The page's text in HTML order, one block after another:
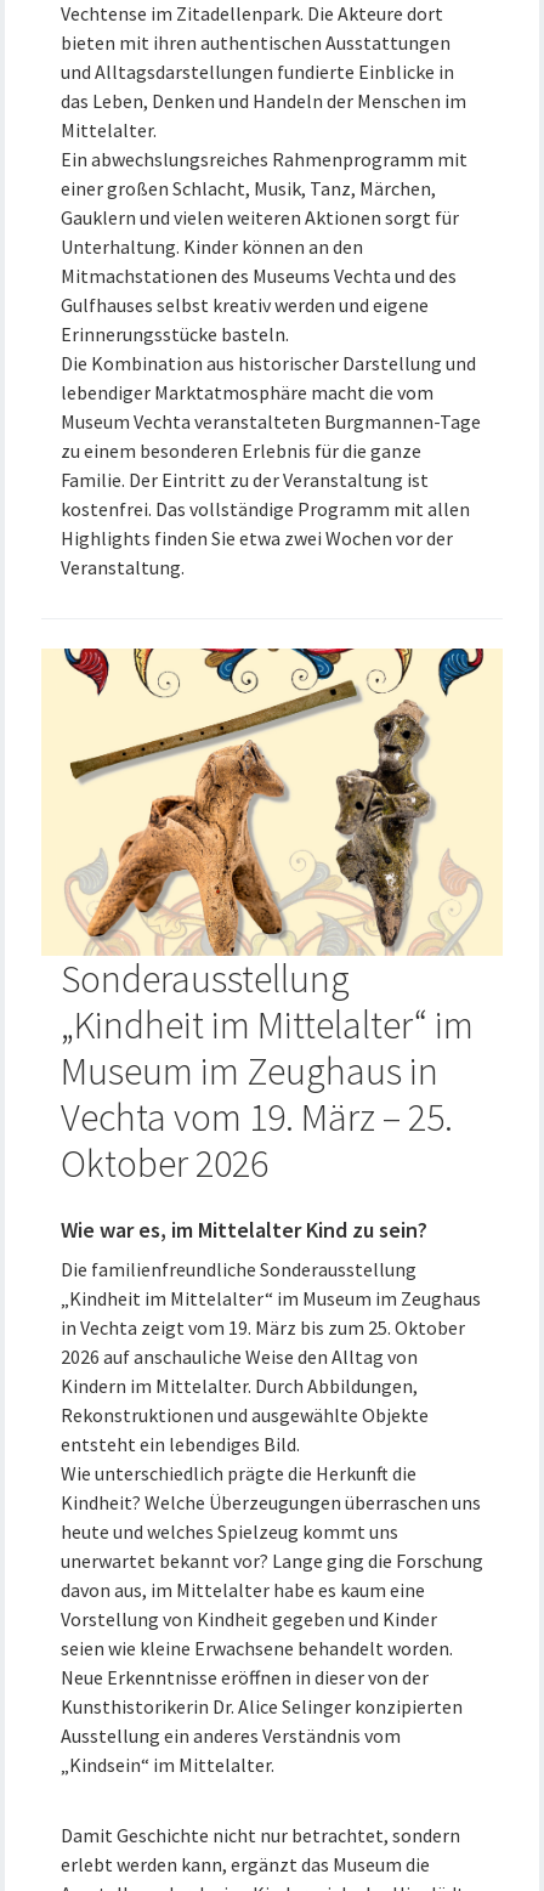
Vechtense im Zitadellenpark. Die Akteure dort
bieten mit ihren authentischen Ausstattungen
und Alltagsdarstellungen fundierte Einblicke in
das Leben, Denken und Handeln der Menschen im
Mittelalter.
Ein abwechslungsreiches Rahmenprogramm mit
einer großen Schlacht, Musik, Tanz, Märchen,
Gauklern und vielen weiteren Aktionen sorgt für
Unterhaltung. Kinder können an den
Mitmachstationen des Museums Vechta und des
Gulfhauses selbst kreativ werden und eigene
Erinnerungsstücke basteln.
Die Kombination aus historischer Darstellung und
lebendiger Marktatmosphäre macht die vom
Museum Vechta veranstalteten Burgmannen-Tage
zu einem besonderen Erlebnis für die ganze
Familie. Der Eintritt zu der Veranstaltung ist
kostenfrei. Das vollständige Programm mit allen
Highlights finden Sie etwa zwei Wochen vor der
Veranstaltung.
Sonderausstellung
„Kindheit im Mittelalter“ im
Museum im Zeughaus in
Vechta vom 19. März – 25.
Oktober 2026
Wie war es, im Mittelalter Kind zu sein?
Die familienfreundliche Sonderausstellung
„Kindheit im Mittelalter“ im Museum im Zeughaus
in Vechta zeigt vom 19. März bis zum 25. Oktober
2026 auf anschauliche Weise den Alltag von
Kindern im Mittelalter. Durch Abbildungen,
Rekonstruktionen und ausgewählte Objekte
entsteht ein lebendiges Bild.
Wie unterschiedlich prägte die Herkunft die
Kindheit? Welche Überzeugungen überraschen uns
heute und welches Spielzeug kommt uns
unerwartet bekannt vor? Lange ging die Forschung
davon aus, im Mittelalter habe es kaum eine
Vorstellung von Kindheit gegeben und Kinder
seien wie kleine Erwachsene behandelt worden.
Neue Erkenntnisse eröffnen in dieser von der
Kunsthistorikerin Dr. Alice Selinger konzipierten
Ausstellung ein anderes Verständnis vom
„Kindsein“ im Mittelalter.
Damit Geschichte nicht nur betrachtet, sondern
erlebt werden kann, ergänzt das Museum die